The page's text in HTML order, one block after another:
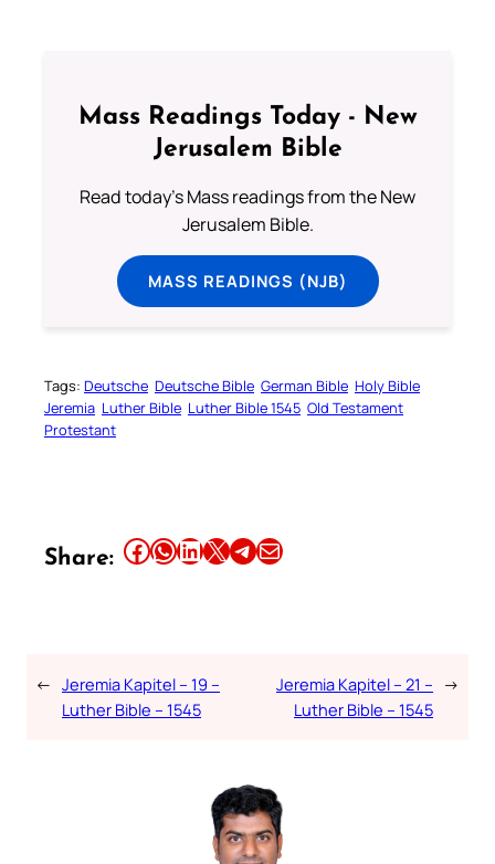
Mass Readings Today - New
Jerusalem Bible
Read today's Mass readings from the New
Jerusalem Bible.
MASS READINGS (NJB)
Tags: Deutsche Deutsche Bible German Bible Holy Bible
Jeremia Luther Bible Luther Bible 1545 Old Testament
Protestant
Share: Share this article on Facebook Share this article on WhatsApp Share this article on LinkedIn Share this article on X Share this article on TelegramEmail this Article
← Jeremia Kapitel – 19 –
Luther Bible – 1545
Jeremia Kapitel – 21 –
Luther Bible – 1545
→